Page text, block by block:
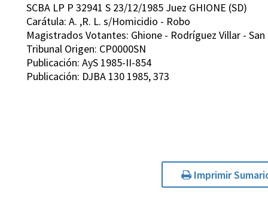
SCBA LP P 32941 S 23/12/1985 Juez GHIONE (SD)
Carátula: A. ,R. L. s/Homicidio - Robo
Magistrados Votantes: Ghione - Rodríguez Villar -
Tribunal Origen: CP0000SN
Publicación: AyS 1985-II-854
Publicación: DJBA 130 1985, 373
Imprimir